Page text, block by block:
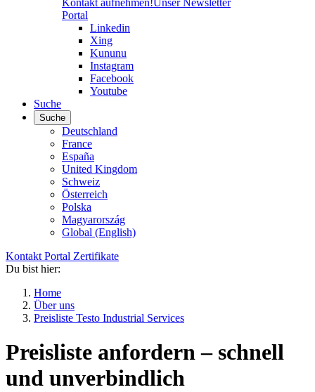
Kontakt aufnehmen!Unser Newsletter
Portal
Linkedin
Xing
Kununu
Instagram
Facebook
Youtube
Suche
Suche
Deutschland
France
España
United Kingdom
Schweiz
Österreich
Polska
Magyarország
Global (English)
Kontakt Portal Zertifikate
Du bist hier:
Home
Über uns
Preisliste Testo Industrial Services
Preisliste anfordern – schnell
und unverbindlich